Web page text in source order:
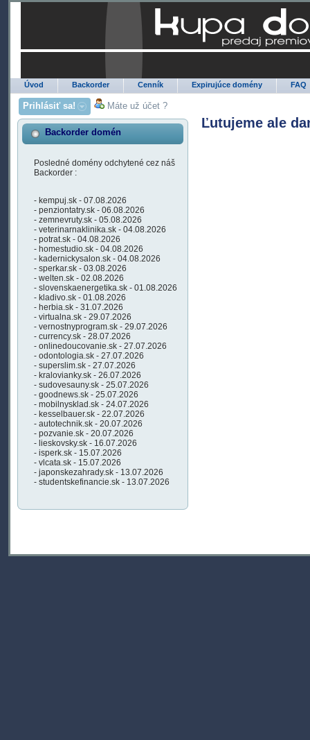
Úvod Backorder Cenník Expirujúce domény FAQ
Prihlásiť sa! Máte už účet ?
Backorder domén
Posledné domény odchytené cez náš
Backorder :
- kempuj.sk - 07.08.2026
- penziontatry.sk - 06.08.2026
- zemnevruty.sk - 05.08.2026
- veterinarnaklinika.sk - 04.08.2026
- potrat.sk - 04.08.2026
- homestudio.sk - 04.08.2026
- kadernickysalon.sk - 04.08.2026
- sperkar.sk - 03.08.2026
- welten.sk - 02.08.2026
- slovenskaenergetika.sk - 01.08.2026
- kladivo.sk - 01.08.2026
- herbia.sk - 31.07.2026
- virtualna.sk - 29.07.2026
- vernostnyprogram.sk - 29.07.2026
- currency.sk - 28.07.2026
- onlinedoucovanie.sk - 27.07.2026
- odontologia.sk - 27.07.2026
- superslim.sk - 27.07.2026
- kralovianky.sk - 26.07.2026
- sudovesauny.sk - 25.07.2026
- goodnews.sk - 25.07.2026
- mobilnysklad.sk - 24.07.2026
- kesselbauer.sk - 22.07.2026
- autotechnik.sk - 20.07.2026
- pozvanie.sk - 20.07.2026
- lieskovsky.sk - 16.07.2026
- isperk.sk - 15.07.2026
- vlcata.sk - 15.07.2026
- japonskezahrady.sk - 13.07.2026
- studentskefinancie.sk - 13.07.2026
Ľutujeme ale